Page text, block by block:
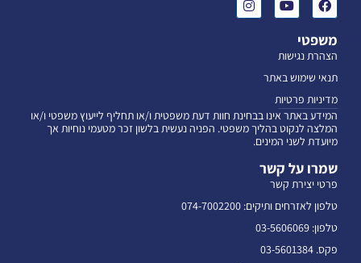
משפטי
הצהרת נגישות
תנאי שימוש באתר
מדיניות פרטיות
המידע באתר אינו בבחינת חוות דעת משפטית ו/או תחליף לייעוץ משפטי ו/או
המלצה לנקוט בהליך משפטי. הפניה נעשית בלשון זכר מטעמי נוחיות אך
מיועדת לשני המינים.
שמרו על קשר
פרטי יצירת קשר
טלפון לאזרחים ותיקים: 074-7002200
טלפון: 03-5606069
פקס. 03-5601384